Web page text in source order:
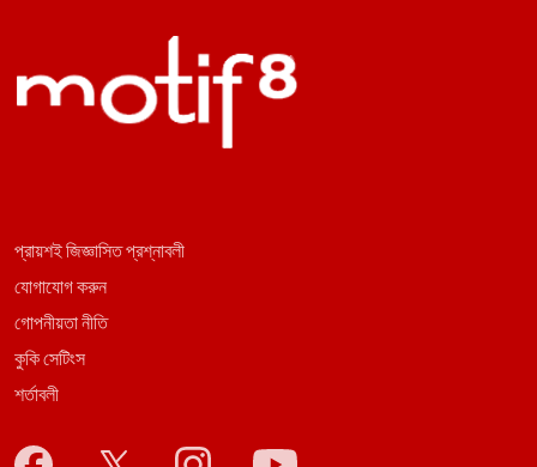
প্রায়শই জিজ্ঞাসিত প্রশ্নাবলী
যোগাযোগ করুন
গোপনীয়তা নীতি
কুকি সেটিংস
শর্তাবলী